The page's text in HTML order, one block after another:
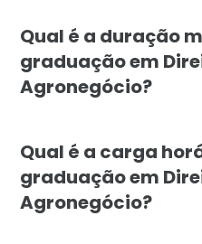
Qual é a duração
graduação em
Agronegócio?
Qual é a carga
graduação em
Agronegócio?